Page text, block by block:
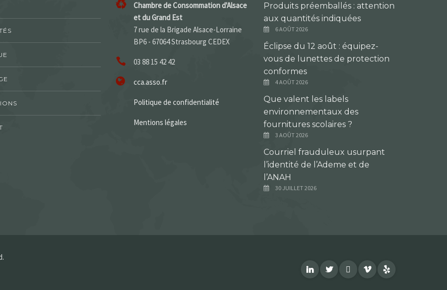
Chambre de Consommation d'Alsace
et du Grand Est
7 rue de la Brigade Alsace-Lorraine
BP6 - 67064 Strasbourg CEDEX
03 88 15 42 42
cca.asso.fr
Politique de confidentialité
Mentions légales
Produits préemballés : attention
aux quantités indiquées
6 AOÛT 2026
Éclipse du 12 août : équipez-
vous de lunettes de protection
conformes
4 AOÛT 2026
Que valent les labels
environnementaux des
fournitures scolaires ?
3 AOÛT 2026
Courriel frauduleux usurpant
l’identité de l’Ademe et de
l’ANAH
30 JUILLET 2026